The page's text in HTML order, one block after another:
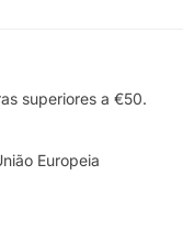
superiores a €50.
Europeia